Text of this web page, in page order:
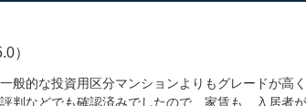
）
般的な投資用区分マンションよりもグレードが高
判などでも確認済みでしたので、家賃も、入居者